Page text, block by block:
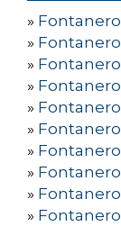
»
»
»
»
»
»
»
»
»
»